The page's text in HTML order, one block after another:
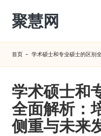
Skip
content
聚慧网
首页 - 学术硕士和专业硕士的区别
学术硕士和
全面解析：
侧重与未来